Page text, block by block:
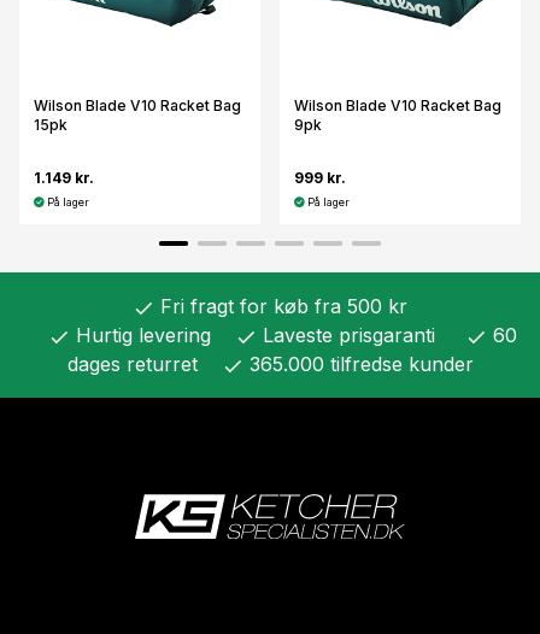
Wilson Blade V10 Racket Bag
15pk
1.149 kr.
På lager
Wilson Blade V10 Racket Bag
9pk
999 kr.
På lager
check Fri fragt for køb fra 500 kr
check Hurtig levering check Laveste prisgaranti check 60
dages returret
check 365.000 tilfredse kunder